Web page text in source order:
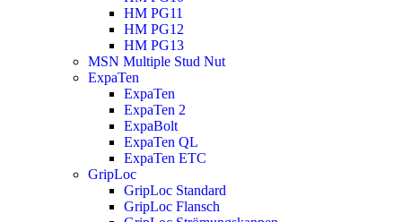
HM PG11
HM PG12
HM PG13
MSN Multiple Stud Nut
ExpaTen
ExpaTen
ExpaTen 2
ExpaBolt
ExpaTen QL
ExpaTen ETC
GripLoc
GripLoc Standard
GripLoc Flansch